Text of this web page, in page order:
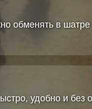
обменять в
удобно и без